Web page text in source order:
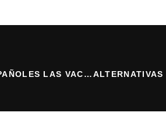
CÓMO RESERVAN LOS ESPAÑOLES LAS VACACIONES A TRAVÉS DE LOS DISPOSITIVOS MÓVILES